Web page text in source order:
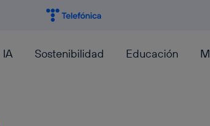
IA Sostenibilidad Educación